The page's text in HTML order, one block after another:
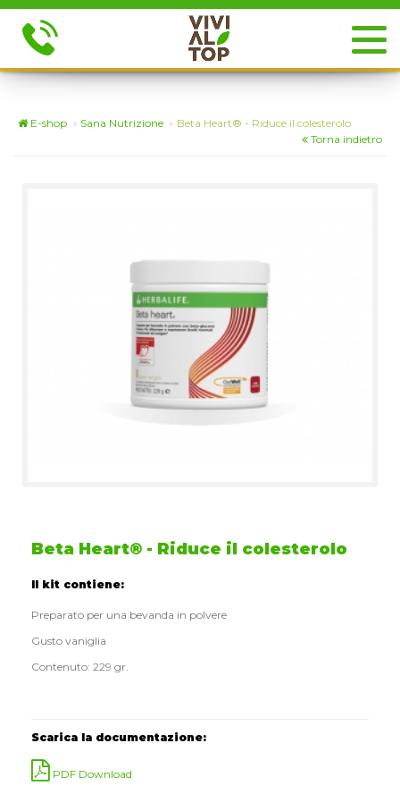
E-shop » Sana Nutrizione » Beta Heart® - Riduce il colesterolo
Torna indietro
Beta Heart® - Riduce il colesterolo
Il kit contiene:
Preparato per una bevanda in polvere
Gusto vaniglia
Contenuto: 229 gr.
Scarica la documentazione:
PDF Download